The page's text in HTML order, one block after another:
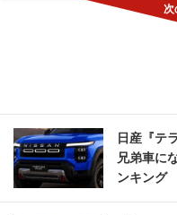
日産『テ
兄弟車に
ンキング